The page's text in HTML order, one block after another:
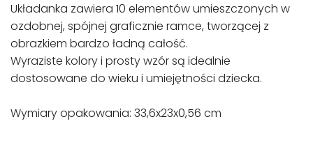
Układanka zawiera 10 elementów umieszczonych w
ozdobnej, spójnej graficznie ramce, tworzącej z
obrazkiem bardzo ładną całość.
Wyraziste kolory i prosty wzór są idealnie
dostosowane do wieku i umiejętności dziecka.
Wymiary opakowania: 33,6x23x0,56 cm